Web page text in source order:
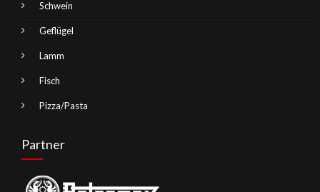
Schwein
Geflügel
Lamm
Fisch
Pizza/Pasta
Partner